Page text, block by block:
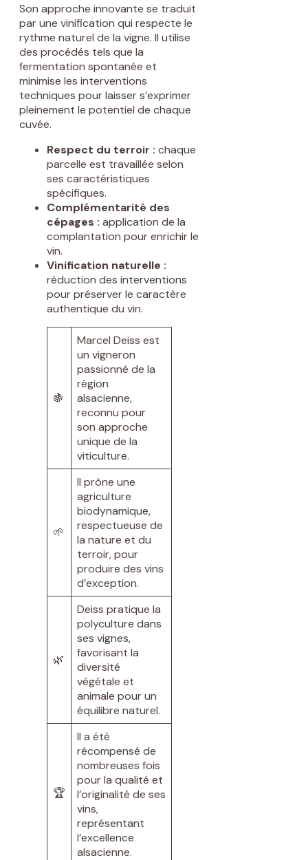
Son approche innovante se traduit
par une vinification qui respecte le
rythme naturel de la vigne. Il utilise
des procédés tels que la
fermentation spontanée et
minimise les interventions
techniques pour laisser s’exprimer
pleinement le potentiel de chaque
cuvée.
Respect du terroir : chaque
parcelle est travaillée selon
ses caractéristiques
spécifiques.
Complémentarité des
cépages : application de la
complantation pour enrichir le
vin.
Vinification naturelle :
réduction des interventions
pour préserver le caractère
authentique du vin.
🍇
Marcel Deiss est
un vigneron
passionné de la
région
alsacienne,
reconnu pour
son approche
unique de la
viticulture.
🌱
Il prône une
agriculture
biodynamique,
respectueuse de
la nature et du
terroir, pour
produire des vins
d’exception.
🌿
Deiss pratique la
polyculture dans
ses vignes,
favorisant la
diversité
végétale et
animale pour un
équilibre naturel.
🏆
Il a été
récompensé de
nombreuses fois
pour la qualité et
l’originalité de ses
vins,
représentant
l’excellence
alsacienne.